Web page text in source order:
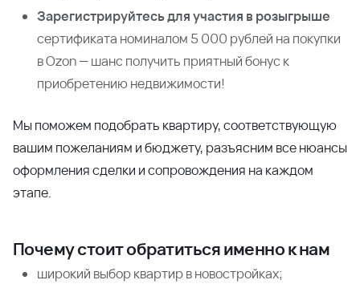
Зарегистрируйтесь для участия в розыгрыше
сертификата номиналом 5 000 рублей на покупки
в Ozon — шанс получить приятный бонус к
приобретению недвижимости!
Мы поможем подобрать квартиру, соответствующую
вашим пожеланиям и бюджету, разъясним все нюансы
оформления сделки и сопровождения на каждом
этапе.
Почему стоит обратиться именно к нам
широкий выбор квартир в новостройках;